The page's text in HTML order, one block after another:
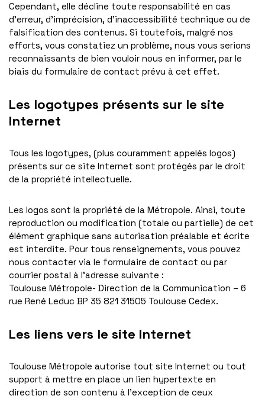
Cependant, elle décline toute responsabilité en cas
d’erreur, d’imprécision, d’inaccessibilité technique ou de
falsification des contenus. Si toutefois, malgré nos
efforts, vous constatiez un problème, nous vous serions
reconnaissants de bien vouloir nous en informer, par le
biais du formulaire de contact prévu à cet effet.
Les logotypes présents sur le site
Internet
Tous les logotypes, (plus couramment appelés logos)
présents sur ce site Internet sont protégés par le droit
de la propriété intellectuelle.
Les logos sont la propriété de la Métropole. Ainsi, toute
reproduction ou modification (totale ou partielle) de cet
élément graphique sans autorisation préalable et écrite
est interdite. Pour tous renseignements, vous pouvez
nous contacter via le formulaire de contact ou par
courrier postal à l’adresse suivante :
Toulouse Métropole- Direction de la Communication – 6
rue René Leduc BP 35 821 31505 Toulouse Cedex.
Les liens vers le site Internet
Toulouse Métropole autorise tout site Internet ou tout
support à mettre en place un lien hypertexte en
direction de son contenu à l’exception de ceux